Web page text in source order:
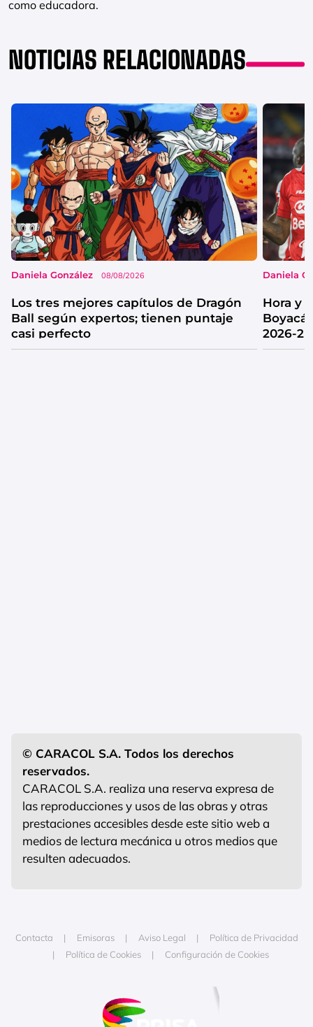
como educadora.
NOTICIAS RELACIONADAS
Daniela González 08/08/2026
Los tres mejores capítulos de Dragón
Ball según expertos; tienen puntaje
casi perfecto
Daniela
Hora y
Boyacá
2026-2
© CARACOL S.A. Todos los derechos
reservados.
CARACOL S.A. realiza una reserva expresa de
las reproducciones y usos de las obras y otras
prestaciones accesibles desde este sitio web a
medios de lectura mecánica u otros medios que
resulten adecuados.
Contacta Emisoras Aviso Legal
Política de Privacidad
Política de Cookies
Configuración de Cookies